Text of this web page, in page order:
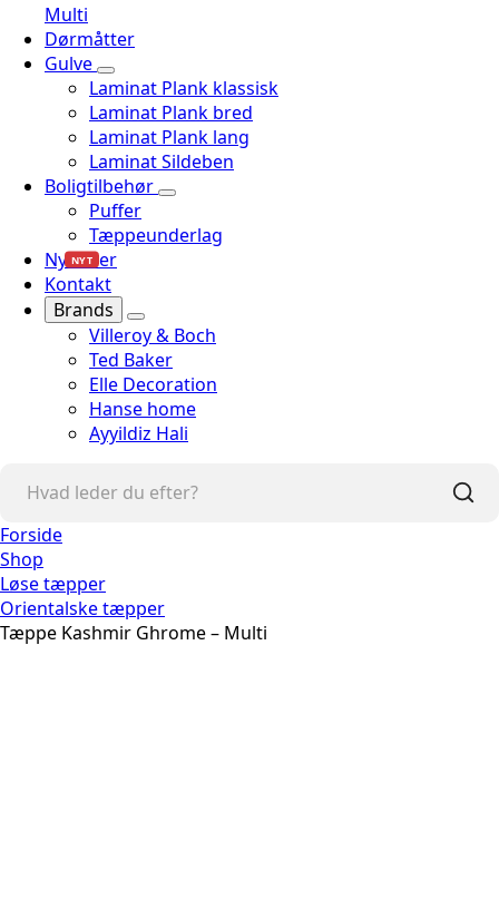
Multi
Dørmåtter
Gulve
Laminat Plank klassisk
Laminat Plank bred
Laminat Plank lang
Laminat Sildeben
Boligtilbehør
Puffer
Tæppeunderlag
Nyheder
NYT
Kontakt
Brands
Villeroy & Boch
Ted Baker
Elle Decoration
Hanse home
Ayyildiz Hali
Forside
Shop
Løse tæpper
Orientalske tæpper
Tæppe Kashmir Ghrome – Multi